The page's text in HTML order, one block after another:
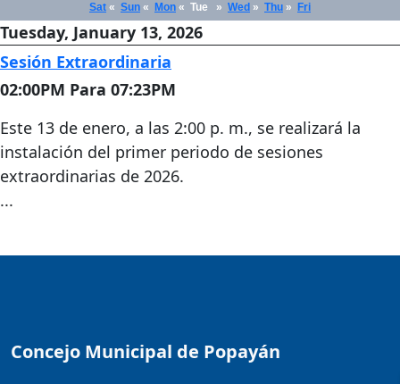
Sat « Sun « Mon « Tue » Wed » Thu » Fri
Tuesday, January 13, 2026
Sesión Extraordinaria
02:00PM Para 07:23PM
Este 13 de enero, a las 2:00 p. m., se realizará la
instalación del primer periodo de sesiones
extraordinarias de 2026.
...
Concejo Municipal de Popayán